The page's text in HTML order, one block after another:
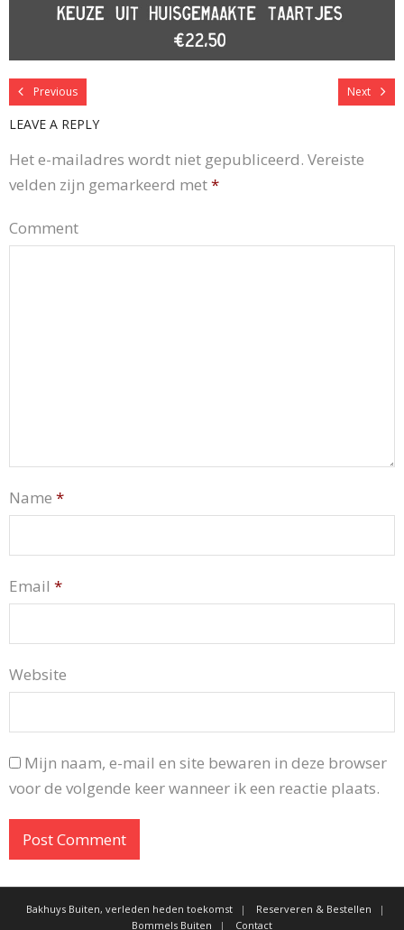
Previous Next
LEAVE A REPLY
Het e-mailadres wordt niet gepubliceerd. Vereiste
velden zijn gemarkeerd met*
Comment
Name *
Email *
Website
Mijn naam, e-mail en site bewaren in deze browser
voor de volgende keer wanneer ik een reactie plaats.
Bakhuys Buiten, verleden heden toekomst
Reserveren & Bestellen
Bommels Buiten
Contact